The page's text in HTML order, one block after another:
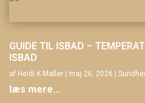
GUIDE TIL ISBAD –
ISBAD
af Heidi K Møller maj 26, 2026
læs mere...